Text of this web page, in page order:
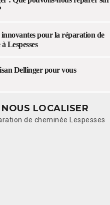
innovantes pour la réparation de
Lespesses
Dellinger pour vous
NOUS LOCALISER
de cheminée Lespesses